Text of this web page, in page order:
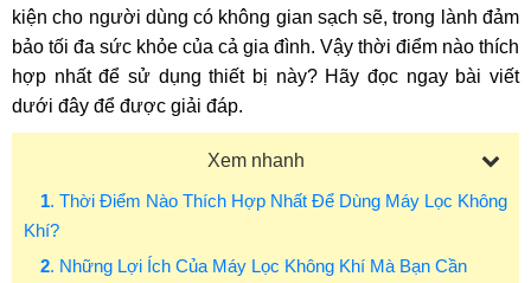
kiện cho người dùng có không gian sạch sẽ, trong lành đảm
bảo tối đa sức khỏe của cả gia đình. Vậy thời điểm nào thích
hợp nhất để sử dụng thiết bị này? Hãy đọc ngay bài viết
dưới đây để được giải đáp.
Xem nhanh
1. Thời Điểm Nào Thích Hợp Nhất Để Dùng Máy Lọc Không
Khí?
2. Những Lợi Ích Của Máy Lọc Không Khí Mà Bạn Cần